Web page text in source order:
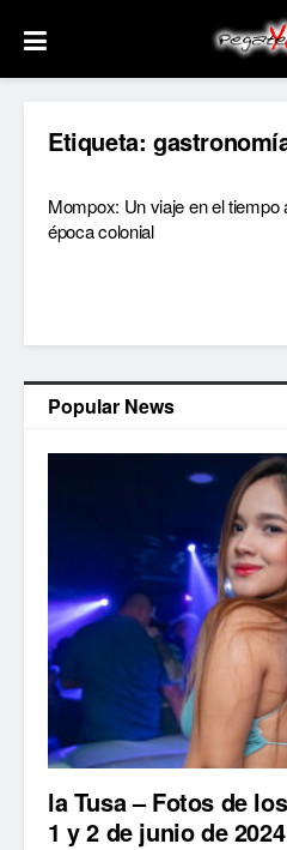
Etiqueta:
Mompox: Un viaje en el tiempo
época colonial
Popular News
la Tusa – Fotos de
1 y 2 de junio de 2024